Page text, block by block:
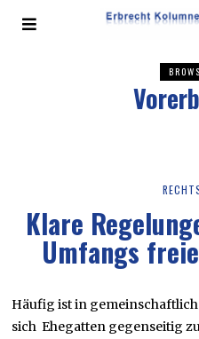
Klare
Umfangs
Häufig ist in
sich Ehegatten gegenseitig